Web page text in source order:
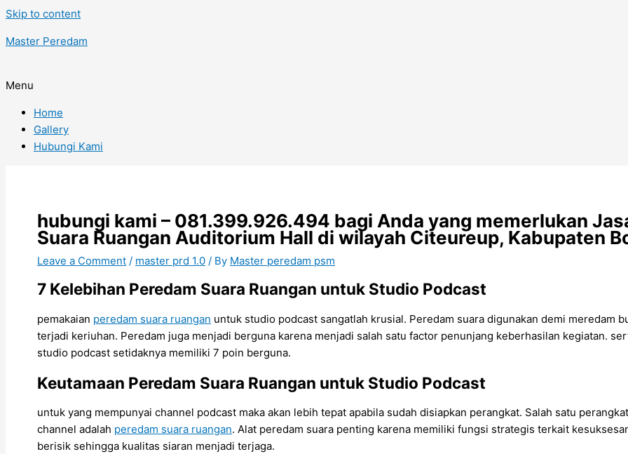
Skip to content
Master Peredam
Menu
Home
Gallery
Hubungi Kami
hubungi kami – 081.399.926.494 bagi Anda yang memerlukan
Suara Ruangan Auditorium Hall di wilayah Citeureup, Kabupaten
Leave a Comment / master prd 1.0 / By Master peredam psm
7 Kelebihan Peredam Suara Ruangan untuk Studio Podcast
pemakaian peredam suara ruangan untuk studio podcast sangatlah krusial. Peredam suara digunakan demi meredam
terjadi keriuhan. Peredam juga menjadi berguna karena menjadi salah satu factor penunjang keberhasilan kegiatan.
studio podcast setidaknya memiliki 7 poin berguna.
Keutamaan Peredam Suara Ruangan untuk Studio Podcast
untuk yang mempunyai channel podcast maka akan lebih tepat apabila sudah disiapkan perangkat. Salah satu
channel adalah peredam suara ruangan. Alat peredam suara penting karena memiliki fungsi strategis terkait
berisik sehingga kualitas siaran menjadi terjaga.